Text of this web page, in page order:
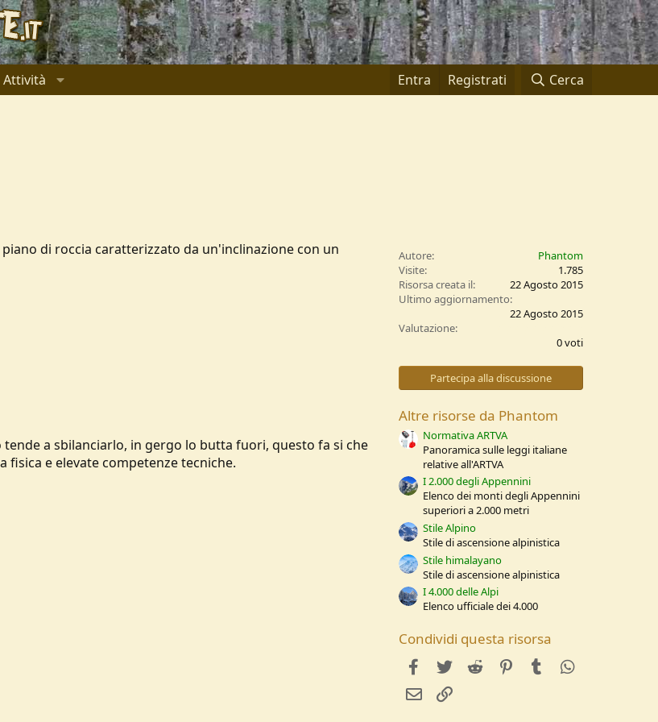
Attività Entra Registrati Cerca
di roccia caratterizzato da un'inclinazione con un
a sbilanciarlo, in gergo lo butta fuori, questo fa si che
e elevate competenze tecniche.
Autore
Phantom
Visite
1.785
Risorsa creata il
22 Agosto 2015
Ultimo aggiornamento
22 Agosto 2015
Valutazione
,
0
0
t
0 voti
Partecipa alla discussione
Altre risorse da Phantom
Normativa ARTVA
Panoramica sulle leggi italiane
relative all'ARTVA
I 2.000 degli Appennini
Elenco dei monti degli Appennini
superiori a 2.000 metri
Stile Alpino
Stile di ascensione alpinistica
Stile himalayano
Stile di ascensione alpinistica
I 4.000 delle Alpi
Elenco ufficiale dei 4.000
Condividi questa risorsa
facebook
Twitter Reddit Pinterest
Tumblr
e-mail